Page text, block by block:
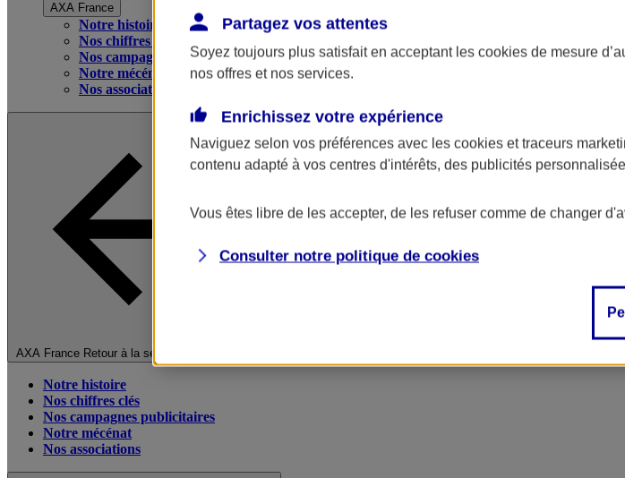
AXA France
Notre histoire
Nos chiffres clés
Nos campagnes publicitaires
Notre mécénat
Nos associations
AXA France Retour à la section précédente
Notre histoire
Nos chiffres clés
Nos campagnes publicitaires
Notre mécénat
Nos associations
Partagez vos attentes
Soyez toujours plus satisfait en acceptant les cookies de mesure
nos offres et nos services.
Enrichissez votre expérience
Naviguez selon vos préférences avec les cookies et traceurs
contenu adapté à vos centres d'intérêts, des publicités
Vous êtes libre de les accepter, de les refuser comme de changer
Consulter notre politique de cookies